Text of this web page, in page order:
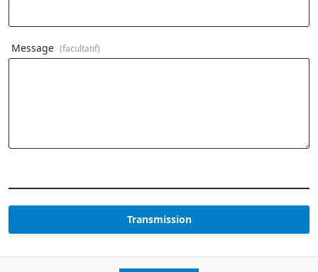
Message (facultatif)
Transmission